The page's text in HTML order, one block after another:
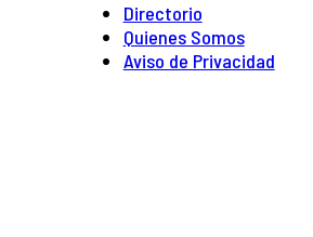
Directorio
Quienes Somos
Aviso de Privacidad